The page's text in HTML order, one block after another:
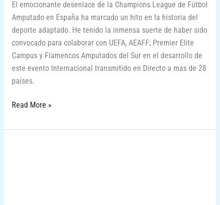
El emocionante desenlace de la Champions League de Fútbol
Amputado en España ha marcado un hito en la historia del
deporte adaptado. He tenido la inmensa suerte de haber sido
convocado para colaborar con UEFA, AEAFF; Premier Elite
Campus y Flamencos Amputados del Sur en el desarrollo de
este evento Internacional transmitido en Directo a mas de 28
países.
Read More »